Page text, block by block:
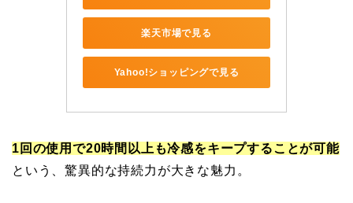
楽天市場で見る
Yahoo!ショッピングで見る
1回の使用で20時間以上も冷感をキープすることが可能
という、驚異的な持続力が大きな魅力。